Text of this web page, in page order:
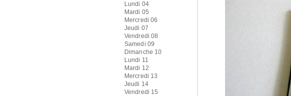
Lundi 04
Mardi 05
Mercredi 06
Jeudi 07
Vendredi 08
Samedi 09
Dimanche 10
Lundi 11
Mardi 12
Mercredi 13
Jeudi 14
Vendredi 15